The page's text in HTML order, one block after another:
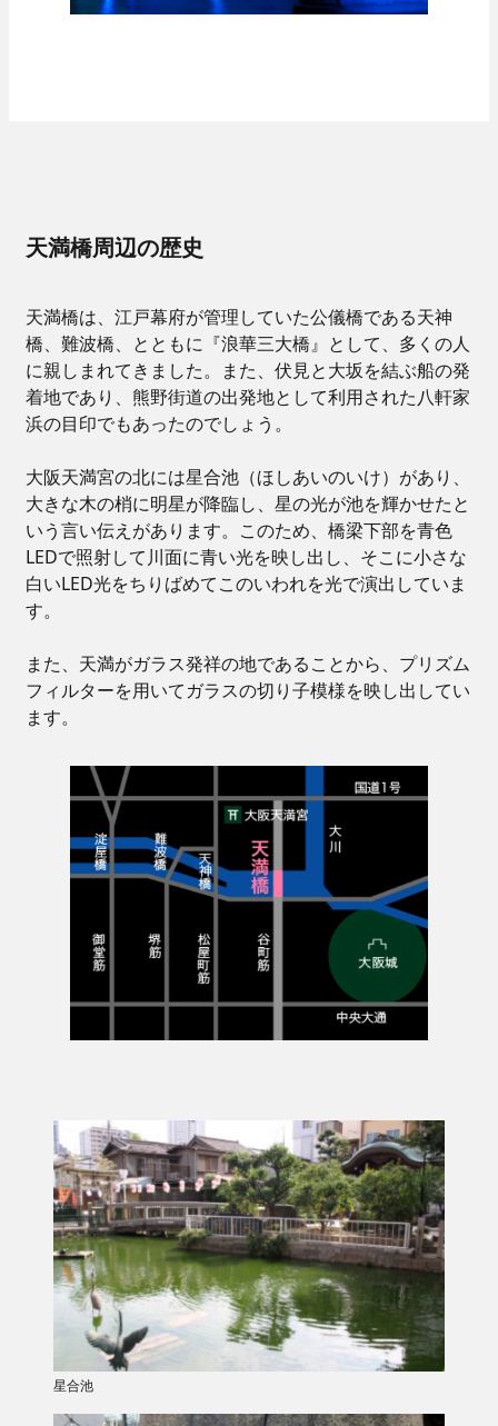
天満橋周辺の歴史
天満橋は、江戸幕府が管理していた公儀橋である天神
橋、難波橋、とともに『浪華三大橋』として、多くの人
に親しまれてきました。また、伏見と大坂を結ぶ船の発
着地であり、熊野街道の出発地として利用された八軒家
浜の目印でもあったのでしょう。
大阪天満宮の北には星合池（ほしあいのいけ）があり、
大きな木の梢に明星が降臨し、星の光が池を輝かせたと
いう言い伝えがあります。このため、橋梁下部を青色
LEDで照射して川面に青い光を映し出し、そこに小さな
白いLED光をちりばめてこのいわれを光で演出していま
す。
また、天満がガラス発祥の地であることから、プリズム
フィルターを用いてガラスの切り子模様を映し出してい
ます。
星合池
ニュース 協力会社の皆様へ
技術教育センター
募集要項
キャリア採用
採用Q＆A